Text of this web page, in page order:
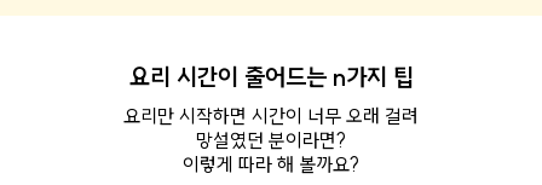
요리 시간이 줄어드는 n가지 팁
요리만 시작하면 시간이 너무 오래 걸려
망설였던 분이라면?
이렇게 따라 해 볼까요?